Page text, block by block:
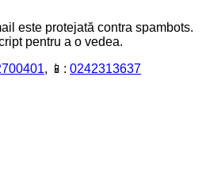
este protejată contra spambots.
pentru a o vedea.
, 📱: 0242313637